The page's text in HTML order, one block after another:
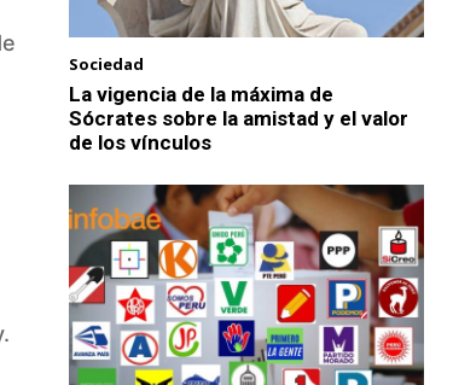
Sociedad
La vigencia de la máxima de
Sócrates sobre la amistad y el valor
de los vínculos